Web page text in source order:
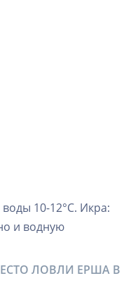
10-12°C. Икра:
и водную
ЛОВЛИ ЕРША В